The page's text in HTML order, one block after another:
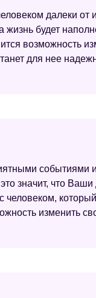
далеки от
жизнь будет
возможность
для нее
событиями
значит, что Ваши
изменить